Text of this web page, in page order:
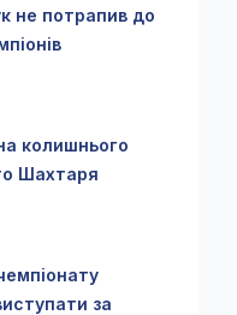
не потрапив до
колишнього
Шахтаря
за